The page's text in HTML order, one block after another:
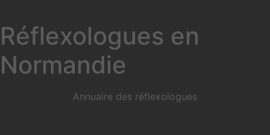
Réflexologues en
Normandie
Annuaire des réflexologues